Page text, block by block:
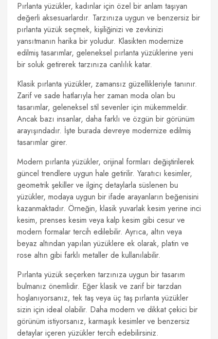
Pırlanta yüzükler, kadınlar için özel bir anlam taşıyan
değerli aksesuarlardır. Tarzınıza uygun ve benzersiz bir
pırlanta yüzük seçmek, kişiliğinizi ve zevkinizi
yansıtmanın harika bir yoludur. Klasikten modernize
edilmiş tasarımlar, geleneksel pırlanta yüzüklerine yeni
bir soluk getirerek tarzınıza canlılık katar.
Klasik pırlanta yüzükler, zamansız güzellikleriyle tanınır.
Zarif ve sade hatlarıyla her zaman moda olan bu
tasarımlar, geleneksel stil sevenler için mükemmeldir.
Ancak bazı insanlar, daha farklı ve özgün bir görünüm
arayışındadır. İşte burada devreye modernize edilmiş
tasarımlar girer.
Modern pırlanta yüzükler, orijinal formları değiştirilerek
güncel trendlere uygun hale getirilir. Yaratıcı kesimler,
geometrik şekiller ve ilginç detaylarla süslenen bu
yüzükler, modaya uygun bir ifade arayanların beğenisini
kazanmaktadır. Örneğin, klasik yuvarlak kesim yerine inci
kesim, prenses kesim veya kalp kesim gibi cesur ve
modern formalar tercih edilebilir. Ayrıca, altın veya
beyaz altından yapılan yüzüklere ek olarak, platin ve
rose altın gibi farklı metaller de kullanılabilir.
Pırlanta yüzük seçerken tarzınıza uygun bir tasarım
bulmanız önemlidir. Eğer klasik ve zarif bir tarzdan
hoşlanıyorsanız, tek taş veya üç taş pırlanta yüzükler
sizin için ideal olabilir. Daha modern ve dikkat çekici bir
görünüm istiyorsanız, karmaşık kesimler ve benzersiz
detaylar içeren yüzükler tercih edebilirsiniz.